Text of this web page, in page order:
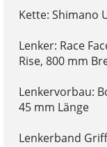
Kette: Shimano
Lenker: Race
Rise, 800 mm
Lenkervorbau:
45 mm Länge
Lenkerband